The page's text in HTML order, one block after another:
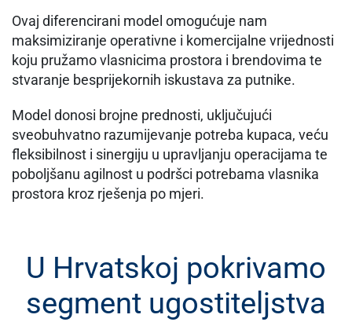
Ovaj diferencirani model omogućuje nam
maksimiziranje operativne i komercijalne vrijednosti
koju pružamo vlasnicima prostora i brendovima te
stvaranje besprijekornih iskustava za putnike.
Model donosi brojne prednosti, uključujući
sveobuhvatno razumijevanje potreba kupaca, veću
fleksibilnost i sinergiju u upravljanju operacijama te
poboljšanu agilnost u podršci potrebama vlasnika
prostora kroz rješenja po mjeri.
U Hrvatskoj pokrivamo
segment ugostiteljstva